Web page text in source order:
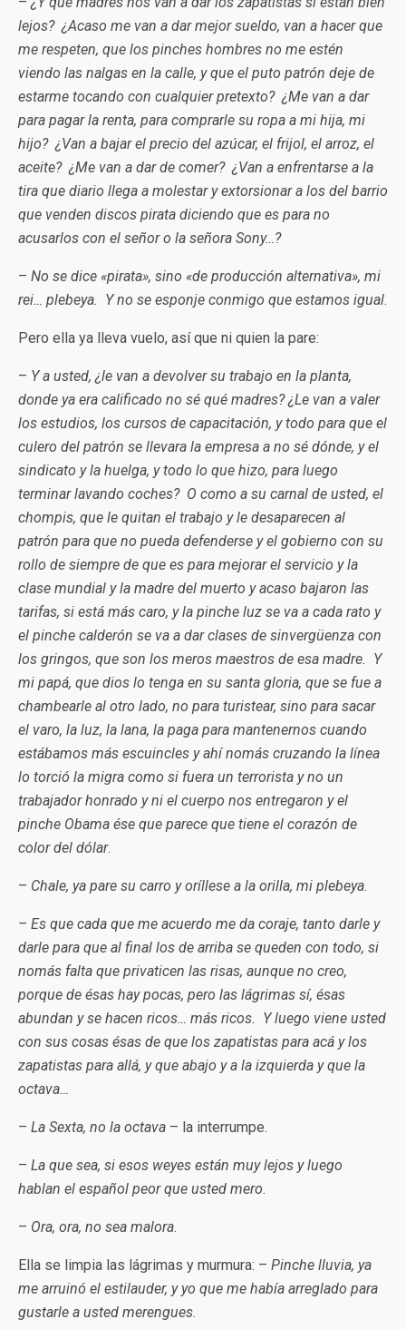
lejos? ¿Acaso me van a dar mejor sueldo, van a hacer que
me respeten, que los pinches hombres no me estén
viendo las nalgas en la calle, y que el puto patrón deje de
estarme tocando con cualquier pretexto? ¿Me van a dar
para pagar la renta, para comprarle su ropa a mi hija, mi
hijo? ¿Van a bajar el precio del azúcar, el frijol, el arroz, el
aceite? ¿Me van a dar de comer? ¿Van a enfrentarse a la
tira que diario llega a molestar y extorsionar a los del barrio
que venden discos pirata diciendo que es para no
acusarlos con el señor o la señora Sony…?
– No se dice «pirata», sino «de producción alternativa», mi
rei… plebeya. Y no se esponje conmigo que estamos igual.
Pero ella ya lleva vuelo, así que ni quien la pare:
– Y a usted, ¿le van a devolver su trabajo en la planta,
donde ya era calificado no sé qué madres? ¿Le van a valer
los estudios, los cursos de capacitación, y todo para que el
culero del patrón se llevara la empresa a no sé dónde, y el
sindicato y la huelga, y todo lo que hizo, para luego
terminar lavando coches? O como a su carnal de usted, el
chompis, que le quitan el trabajo y le desaparecen al
patrón para que no pueda defenderse y el gobierno con su
rollo de siempre de que es para mejorar el servicio y la
clase mundial y la madre del muerto y acaso bajaron las
tarifas, si está más caro, y la pinche luz se va a cada rato y
el pinche calderón se va a dar clases de sinvergüenza con
los gringos, que son los meros maestros de esa madre. Y
mi papá, que dios lo tenga en su santa gloria, que se fue a
chambearle al otro lado, no para turistear, sino para sacar
el varo, la luz, la lana, la paga para mantenernos cuando
estábamos más escuincles y ahí nomás cruzando la línea
lo torció la migra como si fuera un terrorista y no un
trabajador honrado y ni el cuerpo nos entregaron y el
pinche Obama ése que parece que tiene el corazón de
color del dólar.
– Chale, ya pare su carro y oríllese a la orilla, mi plebeya.
– Es que cada que me acuerdo me da coraje, tanto darle y
darle para que al final los de arriba se queden con todo, si
nomás falta que privaticen las risas, aunque no creo,
porque de ésas hay pocas, pero las lágrimas sí, ésas
abundan y se hacen ricos… más ricos. Y luego viene usted
con sus cosas ésas de que los zapatistas para acá y los
zapatistas para allá, y que abajo y a la izquierda y que la
octava…
– La Sexta, no la octava – la interrumpe.
– La que sea, si esos weyes están muy lejos y luego
hablan el español peor que usted mero.
– Ora, ora, no sea malora.
Ella se limpia las lágrimas y murmura: – Pinche lluvia, ya
me arruinó el estilauder, y yo que me había arreglado para
gustarle a usted merengues.